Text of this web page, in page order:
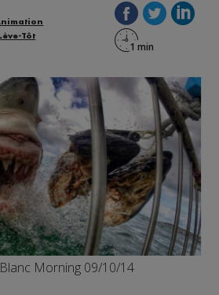
Tôt
Morning 09/10/14